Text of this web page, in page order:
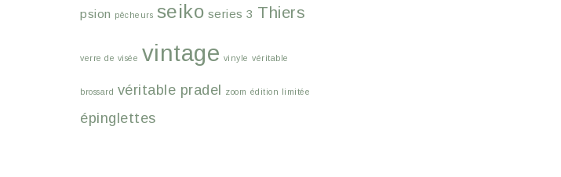
psion pêcheurs seiko series 3 Thiers
verre de visée vintage vinyle véritable
brossard véritable pradel zoom édition limitée
épinglettes